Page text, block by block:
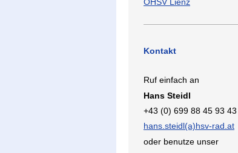
ÖHSV Lienz
Kontakt
Ruf einfach an
Hans Steidl
+43 (0) 699 88 45 93 43
hans.steidl(a)hsv-rad.at
oder benutze unser